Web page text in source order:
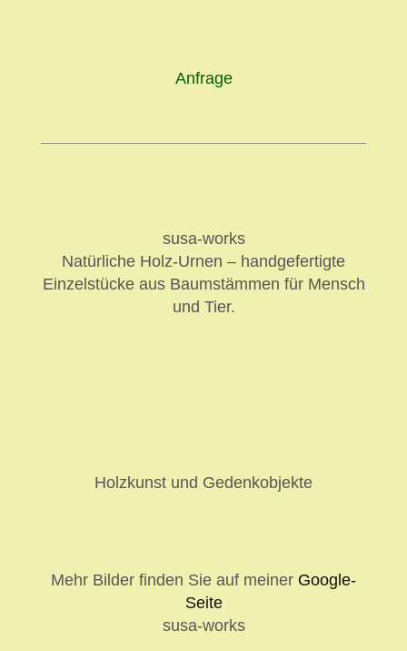
Anfrage
susa-works
Natürliche Holz-Urnen – handgefertigte
Einzelstücke aus Baumstämmen für Mensch
und Tier.
Holzkunst und Gedenkobjekte
Mehr Bilder finden Sie auf meiner Google-
Seite
susa-works